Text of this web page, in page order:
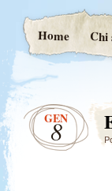
Home Chi
GEN
8